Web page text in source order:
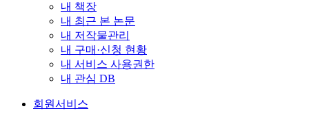
내 책장
내 최근 본 논문
내 저작물관리
내 구매·신청 현황
내 서비스 사용권한
내 관심 DB
회원서비스